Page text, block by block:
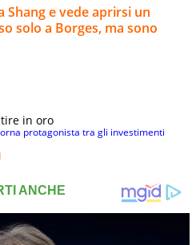
e vede aprirsi un
solo a Borges, ma sono
in oro
protagonista tra gli investimenti